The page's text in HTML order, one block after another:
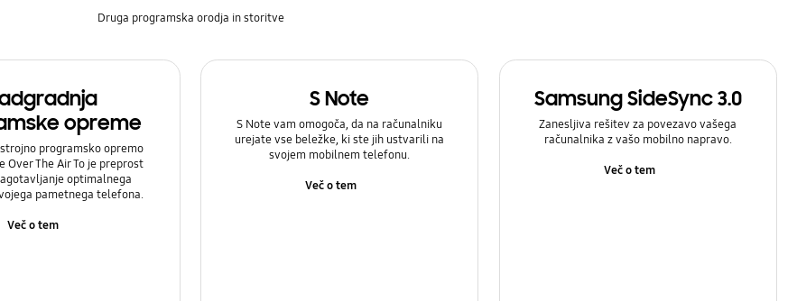
Druga programska orodja in storitve
opreme
programsko opremo
Over The Air To je preprost
optimalnega
pametnega telefona.
Več o tem
S Note
S Note vam omogoča, da na računalniku
urejate vse beležke, ki ste jih ustvarili na
svojem mobilnem telefonu.
Več o tem
Samsung SideSync 3.0
Zanesljiva rešitev za povezavo vašega
računalnika z vašo mobilno napravo.
Več o tem